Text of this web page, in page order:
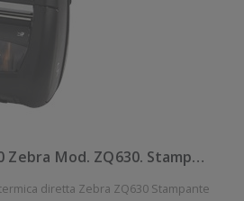
ZQ63-AUW2E14-00 Zebra Mod. ZQ630. Stampante di etichette.
diretta Zebra ZQ630 Stampante